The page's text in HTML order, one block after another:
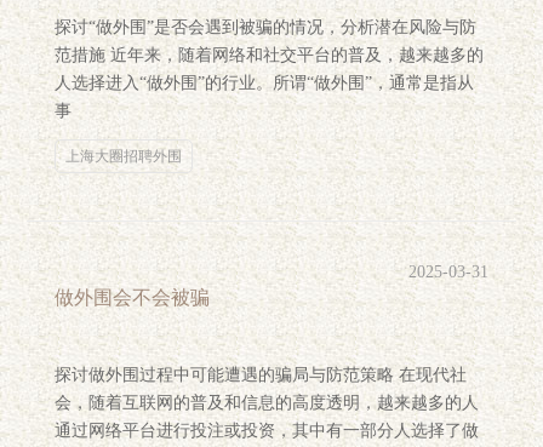
探讨“做外围”是否会遇到被骗的情况，分析潜在风险与防
范措施 近年来，随着网络和社交平台的普及，越来越多的
人选择进入“做外围”的行业。所谓“做外围”，通常是指从
事
上海大圈招聘外围
做外围会不会被骗
2025-03-31
探讨做外围过程中可能遭遇的骗局与防范策略 在现代社
会，随着互联网的普及和信息的高度透明，越来越多的人
通过网络平台进行投注或投资，其中有一部分人选择了做